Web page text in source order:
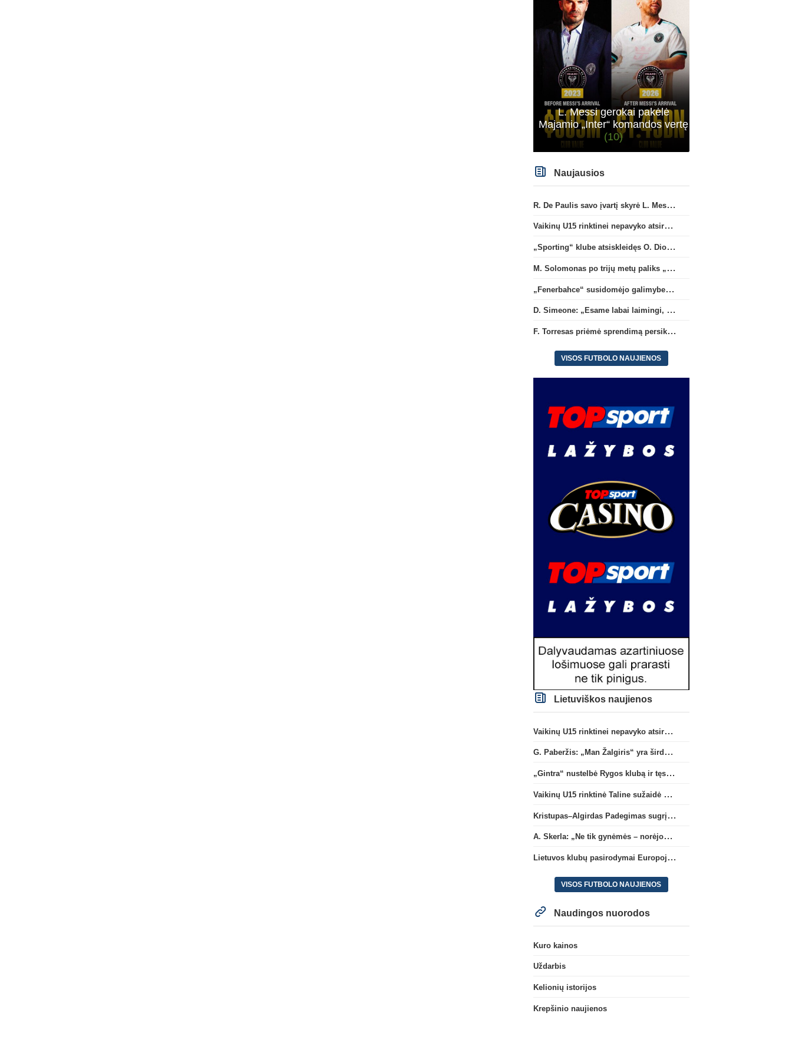
L. Messi gerokai pakėlė
Majamio „Inter“ komandos vertę
(10)
Naujausios
R. De Paulis savo įvartį skyrė L. Messi mirusiam tėčiui Jorge
Vaikinų U15 rinktinei nepavyko atsirevanšuoti estams
„Sporting“ klube atsiskleidęs O. Diomande papildys „Nottingham“ gretas
M. Solomonas po trijų metų paliks „Tottenham“ ir papildys „West Ham“ klubą
„Fenerbahce“ susidomėjo galimybe įsigyti R. Lukaku
D. Simeone: „Esame labai laimingi, kad turime J. Alvarezą“
F. Torresas priėmė sprendimą persikelti į PSG ekipą
VISOS FUTBOLO NAUJIENOS
Lietuviškos naujienos
Vaikinų U15 rinktinei nepavyko atsirevanšuoti estams
G. Paberžis: „Man Žalgiris“ yra širdyje“
„Gintra“ nustelbė Rygos klubą ir tęs kovas UEFA Europos taurės atrankoje
Vaikinų U15 rinktinė Taline sužaidė pirmąsias kontrolines rungtynes
Kristupas–Algirdas Padegimas sugrįžta į FC „Hegelmann” B sudėtį
A. Skerla: „Ne tik gynėmės – norėjome atakuoti“
Lietuvos klubų pasirodymai Europoje: patirti pralaimėjimai Kroatijos atstovams
VISOS FUTBOLO NAUJIENOS
Naudingos nuorodos
Kuro kainos
Uždarbis
Kelionių istorijos
Krepšinio naujienos